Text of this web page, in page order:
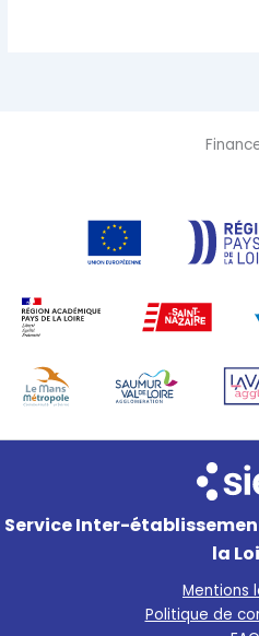
Service Inter-
la
Mentions
Politique de